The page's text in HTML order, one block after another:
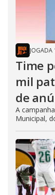
JOGADA
Time
mil
de
A
Municipal,